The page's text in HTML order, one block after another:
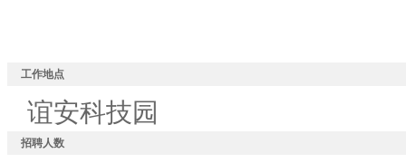
工作地点
谊安科技园
招聘人数